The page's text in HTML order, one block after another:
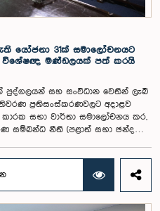
ඇති වගකීම් සහ කාර්යභාරය
මට්ටමක පැවතිය යුතු බවට කාරක
අදහස විය. ඒ අනුව, අදාළ වැටුප්
අවධානය යොමු කර අවශ්‍ය තීරණ
පෙන්වා දුන් අතර ස්ථිර සහ ස්වධින
ස්ථාපිත කරන ලෙස කාරක
යෝජනා 31ක් සමාලෝචනයට
විශේෂඥ මණ්ඩලයක් පත් කරයි
පුද්ගලයන් සහ සංවිධාන වෙතින් ලැබී
ප්‍රතිසංස්කරණවලට අදාළව
සභා වාර්තා සමාලෝචනය කර,
සම්බන්ධ නීති (පළාත් සභා ඡන්ද
සහ පළාත් පාලන ගරු අමාත්‍ය
සභාපතිත්වයෙන්
2004, 2007 සහ 2022